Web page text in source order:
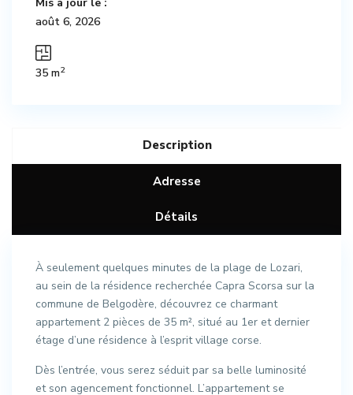
août 6, 2026
35 m2
Description
Adresse
Détails
À seulement quelques minutes de la plage de Lozari,
au sein de la résidence recherchée Capra Scorsa sur la
commune de Belgodère, découvrez ce charmant
appartement 2 pièces de 35 m², situé au 1er et dernier
étage d’une résidence à l’esprit village corse.
Dès l’entrée, vous serez séduit par sa belle luminosité
et son agencement fonctionnel. L’appartement se